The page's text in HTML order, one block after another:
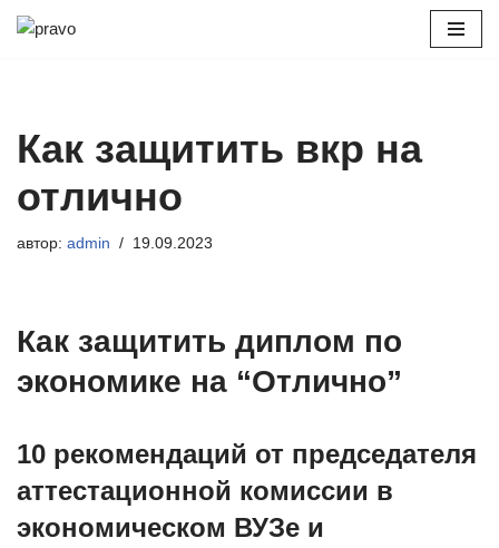
Как защитить вкр на
отлично
автор: admin 19.09.2023
Как защитить диплом по
экономике на “Отлично”
10 рекомендаций от председателя
аттестационной комиссии в
экономическом ВУЗе и